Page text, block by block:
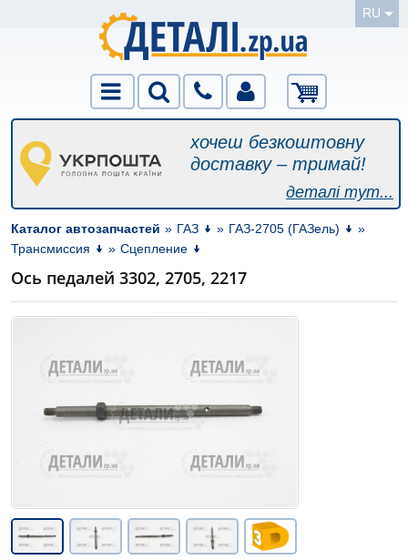
RU
хочеш безкоштовну
доставку – тримай!
деталі тут...
Каталог автозапчастей » ГАЗ » ГАЗ-2705 (ГАЗель)
»
Трансмиссия
» Сцепление
Ось педалей 3302, 2705, 2217